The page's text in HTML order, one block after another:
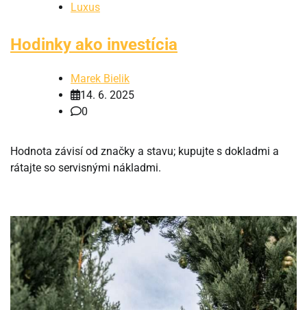
Luxus
Hodinky ako investícia
Marek Bielik
14. 6. 2025
0
Hodnota závisí od značky a stavu; kupujte s dokladmi a
rátajte so servisnými nákladmi.